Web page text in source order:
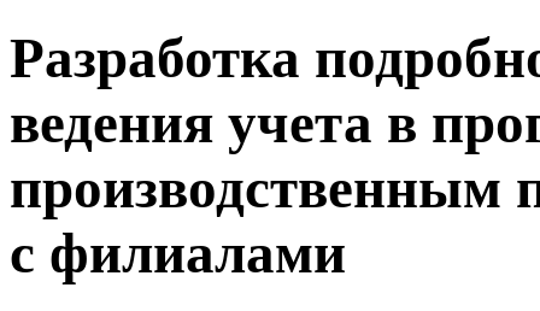
Разработка
ведения учета в
производственным
с филиалами